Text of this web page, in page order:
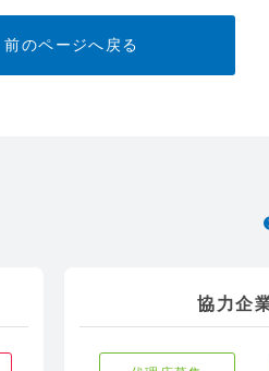
前のページへ戻る
協力企